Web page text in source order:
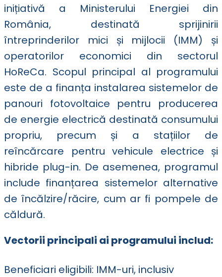
inițiativă a Ministerului Energiei din
România, destinată sprijinirii
întreprinderilor mici și mijlocii (IMM) și
operatorilor economici din sectorul
HoReCa. Scopul principal al programului
este de a finanța instalarea sistemelor de
panouri fotovoltaice pentru producerea
de energie electrică destinată consumului
propriu, precum și a stațiilor de
reîncărcare pentru vehicule electrice și
hibride plug-in. De asemenea, programul
include finanțarea sistemelor alternative
de încălzire/răcire, cum ar fi pompele de
căldură.
Vectorii principali ai programului includ:
Beneficiari eligibili: IMM-uri, inclusiv